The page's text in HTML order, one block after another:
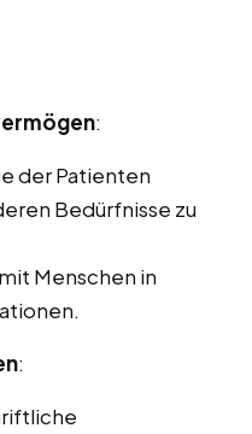
:
der Patienten
Bedürfnisse zu
Menschen in
: